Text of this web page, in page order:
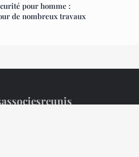
pour homme :
de nombreux travaux